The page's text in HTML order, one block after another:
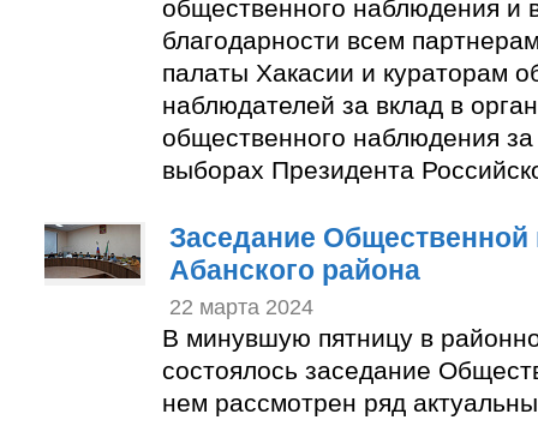
общественного наблюдения и
благодарности всем
палаты Хакасии и кураторам
наблюдателей за вклад в
общественного наблюдения
выборах Президента
Заседание Общественной
Абанского района
22 марта 2024
В минувшую пятницу в
состоялось заседание
нем рассмотрен ряд